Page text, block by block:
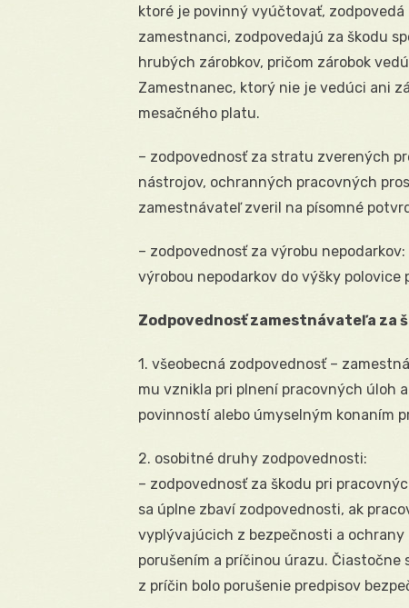
ktoré je povinný vyúčtovať,
zamestnanci, zodpovedajú za škodu
hrubých zárobkov, pričom zárobok
Zamestnanec, ktorý nie je vedúci ani
mesačného platu.
– zodpovednosť za stratu zverených
nástrojov, ochranných pracovných
zamestnávateľ zveril na písomné
– zodpovednosť za výrobu
výrobou nepodarkov do výšky polovice
Zodpovednosť zamestnávateľa za
1. všeobecná zodpovednosť –
mu vznikla pri plnení pracovných úloh
povinností alebo úmyselným konaním
2. osobitné druhy zodpovednosti:
– zodpovednosť za škodu pri
sa úplne zbaví zodpovednosti, ak
vyplývajúcich z bezpečnosti a
porušením a príčinou úrazu.
z príčin bolo porušenie predpisov